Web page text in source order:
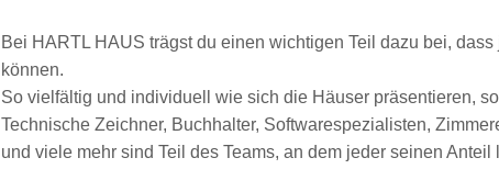
Bei HARTL HAUS trägst du einen wichtigen Teil dazu bei,
können.
So vielfältig und individuell wie sich die Häuser präsentieren,
Technische Zeichner, Buchhalter, Softwarespezialisten,
und viele mehr sind Teil des Teams, an dem jeder seinen Anteil